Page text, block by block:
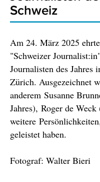
Schweiz
Am 24. März 2025
"Schweizer
Journalisten des
Zürich. Ausgezeichnet
anderem Susanne
Jahres), Roger de
weitere
geleistet haben.
Fotograf: Walter Bieri